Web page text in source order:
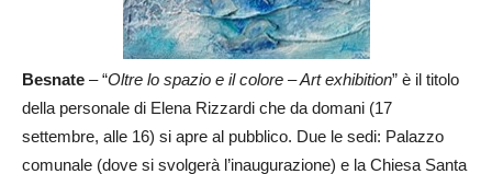
Besnate – “Oltre lo spazio e il colore – Art exhibition” è il titolo
della personale di Elena Rizzardi che da domani (17
settembre, alle 16) si apre al pubblico. Due le sedi: Palazzo
comunale (dove si svolgerà l’inaugurazione) e la Chiesa Santa